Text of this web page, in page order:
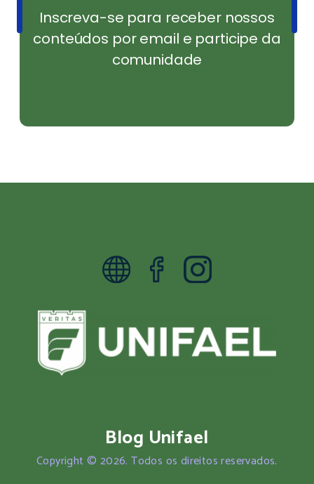
Inscreva-se para receber nossos
conteúdos por email e participe da
comunidade
Blog Unifael
Copyright © 2026. Todos os direitos reservados.